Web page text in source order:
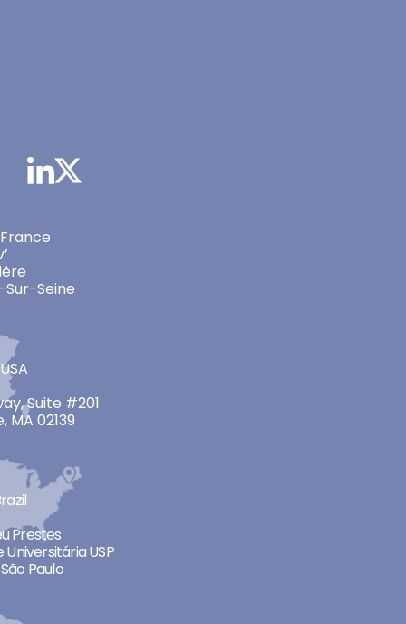
France
Seine
Suite #201
MA 02139
Prestes
Universitária USP
Paulo